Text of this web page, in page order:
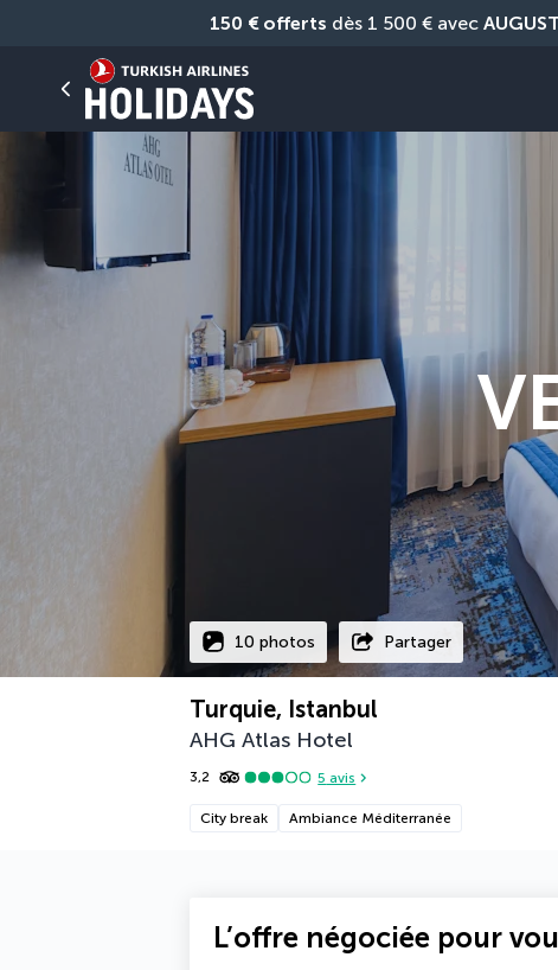
150 € offerts dès 1 500 € avec
10 photos Partager
Turquie, Istanbul
AHG Atlas Hotel
3,2 5 avis
City break Ambiance Méditerranée
L’offre négociée pour